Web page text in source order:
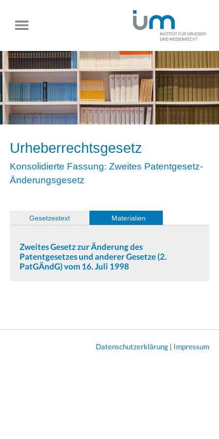
Urheberrechtsgesetz
Konsolidierte Fassung: Zweites Patentgesetz-
Änderungsgesetz
Materialien
(Gesetzestext
Zweites Gesetz zur Änderung des
Patentgesetzes und anderer Gesetze (2.
PatGÄndG) vom 16. Juli 1998
Datenschutzerklärung | Impressum